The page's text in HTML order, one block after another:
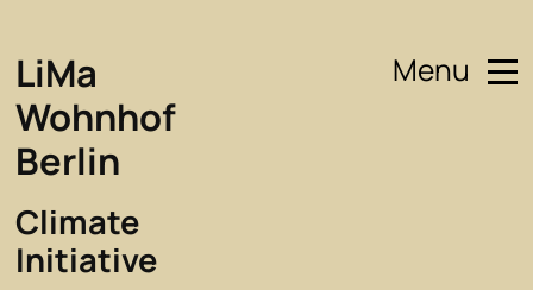
LiMa
Wohnhof
Berlin
Climate
Initiative
Menu